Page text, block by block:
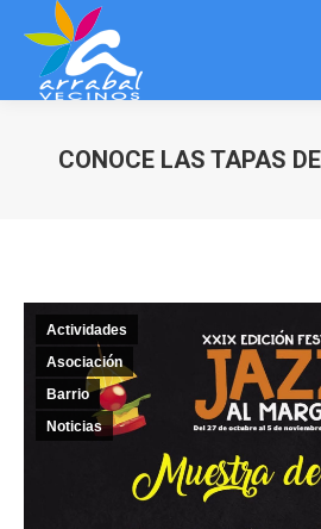
CONOCE LAS TAPAS
Actividades
Asociación
Barrio
Noticias